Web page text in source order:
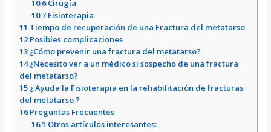
10.6Cirugía
10.7Fisioterapia
11 Tiempo de recuperación de una Fractura del metatarso
12 Posibles complicaciones
13 ¿Cómo prevenir una fractura del metatarso?
14¿Necesito ver a un médico si sospecho de una fractura
del metatarso?
15 ¿ Ayuda la Fisioterapia en la rehabilitación de fracturas
del metatarso ?
16Preguntas Frecuentes
16.1 Otros artículos interesantes: